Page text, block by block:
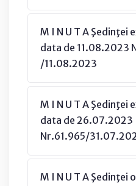
M I N U T A Şedinţei
data de 11.08.2023
/11.08.2023
M I N U T A Şedinţei
data de 26.07.2023
Nr.61.965/
M I N U T A Şedinţei